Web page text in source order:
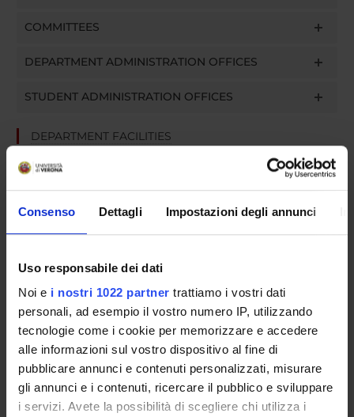
Consenso Dettagli Impostazioni degli annunci
Uso responsabile dei dati
Noi e i nostri 1022 partner trattiamo i vostri dati
personali, ad esempio il vostro numero IP, utilizzando
tecnologie come i cookie per memorizzare e accedere
alle informazioni sul vostro dispositivo al fine di
pubblicare annunci e contenuti personalizzati, misurare
gli annunci e i contenuti, ricercare il pubblico e sviluppare
i servizi. Avete la possibilità di scegliere chi utilizza i
COMMITTEES
DEPARTMENT ADMINISTRATION OFFICES
STUDENT ADMINISTRATION OFFICES
DEPARTMENT FACILITIES
LIBRARIES
CENTRI
LABORATORIES AND RESEARCH CENTRES
Contacts
People
Places
Calendar